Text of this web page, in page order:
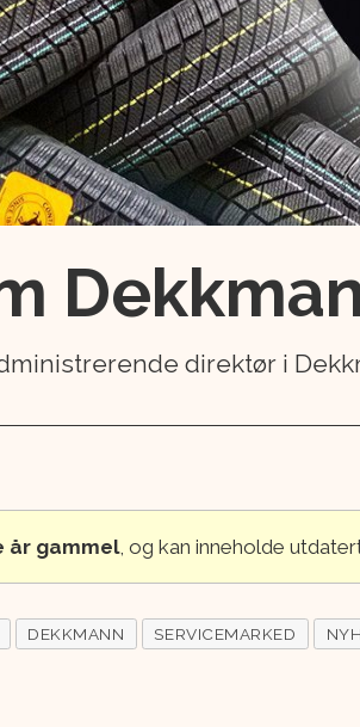
direktør i
år gammel, og kan inneholde
DEKKMANN SERVICEMARKED